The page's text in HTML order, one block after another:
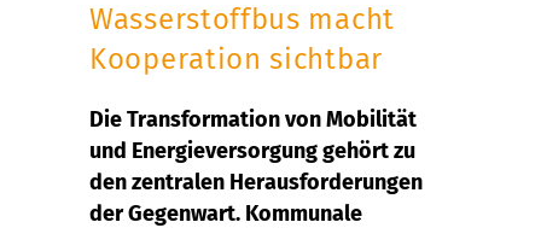
Wasserstoffbus macht
Kooperation sichtbar
Die Transformation von Mobilität
und Energieversorgung gehört zu
den zentralen Herausforderungen
der Gegenwart. Kommunale